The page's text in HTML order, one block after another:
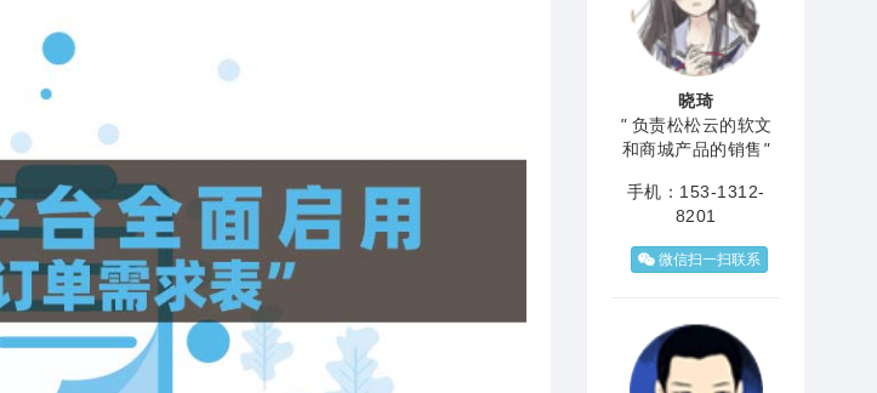
晓琦
"负责松松云的软文
和商城产品的销售"
手机：153-1312-
8201
微信扫一扫联系